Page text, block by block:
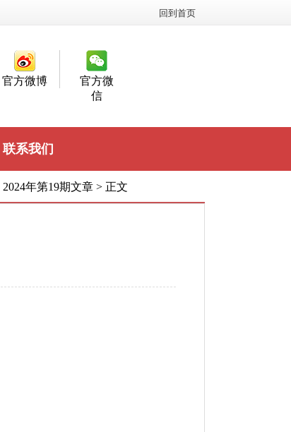
回到首页
官方微博
官方微
信
联系我们
2024年第19期文章 > 正文